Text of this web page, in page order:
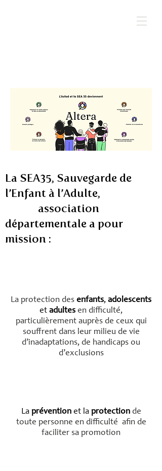
Sau
La SEA35, Sauvegarde de
l’Enfant à l’Adulte,
association
départementale a pour
mission :
La protection des enfants, adolescents
et adultes en difficulté,
particulièrement auprès de ceux qui
souffrent dans leur milieu de vie
d’inadaptations, de handicaps ou
d’exclusions
Laprévention et laprotectionde
toute personne en difficulté afin de
faciliter sa promotion